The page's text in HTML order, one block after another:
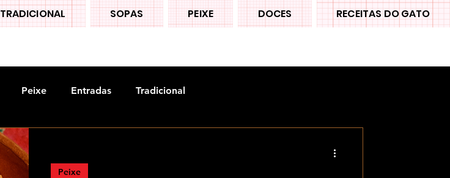
TRADICIONAL SOPAS PEIXE DOCES RECEITAS DO GATO
Peixe Entradas Tradicional
Peixe